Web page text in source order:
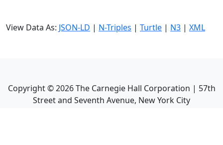
View Data As: JSON-LD | N-Triples | Turtle | N3 | XML
Copyright ©2026The Carnegie Hall Corporation | 57th
Street and Seventh Avenue, New York City